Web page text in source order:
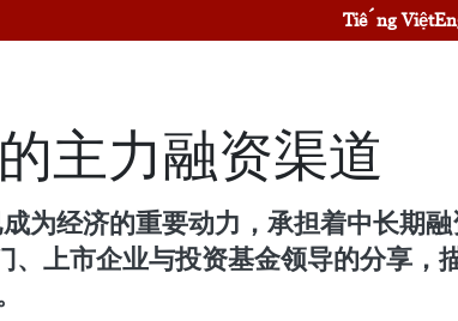
Tiếng Việt
主力融资渠道
为经济的重要动力，承担着中长期
上市企业与投资基金领导的分享，